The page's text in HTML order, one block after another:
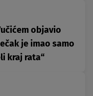
objavio
je imao samo
kraj rata“